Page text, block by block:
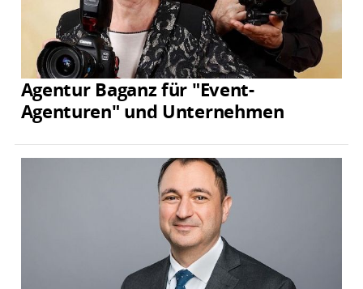
Agentur Baganz für "Event-
Agenturen" und Unternehmen